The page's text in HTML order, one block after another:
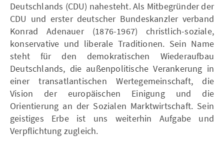
Deutschlands (CDU) nahesteht. Als Mitbegründer der
CDU und erster deutscher Bundeskanzler verband
Konrad Adenauer (1876-1967) christlich-soziale,
konservative und liberale Traditionen. Sein Name
steht für den demokratischen Wiederaufbau
Deutschlands, die außenpolitische Verankerung in
einer transatlantischen Wertegemeinschaft, die
Vision der europäischen Einigung und die
Orientierung an der Sozialen Marktwirtschaft. Sein
geistiges Erbe ist uns weiterhin Aufgabe und
Verpflichtung zugleich.